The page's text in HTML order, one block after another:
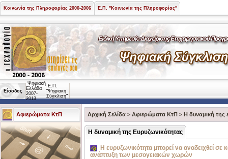
Κοινωνία της Πληροφορίας 2000-2006 Ε.Π. "Κοινωνία της Πληροφορίας"
Είσοδος
Ψηφιακή
Ελλάδα
2007-
2013
Ε.Π.
"Ψηφιακή
Σύγκλιση"
Αφιερώματα ΚτΠ Αρχική Σελίδα > Αφιερώματα ΚτΠ > Η δυναμική της
Η δυναμική της Ευρυζωνικότητας
Η ευρυζωνικότητα μπορεί να αναδειχθεί σε
ανάπτυξη των μεσογειακών χωρών